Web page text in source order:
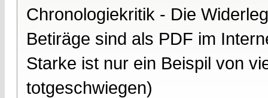
Chronologiekritik - Die
Betiräge sind als PDF im
Starke ist nur ein Beispil von
totgeschwiegen)